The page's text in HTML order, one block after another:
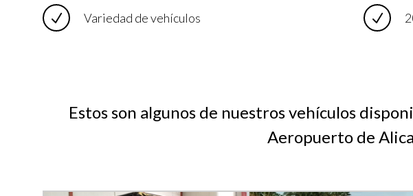
Variedad de vehículos
Estos son algunos de nuestros vehículos
Aeropuerto de